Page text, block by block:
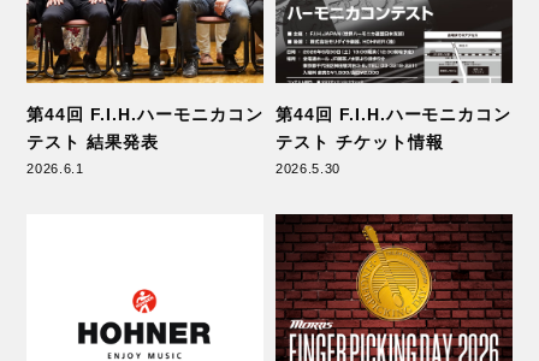
第44回 F.I.H.ハーモニカコン
テスト 結果発表
2026.6.1
第44回 F.I.H.ハーモニカコン
テスト チケット情報
2026.5.30